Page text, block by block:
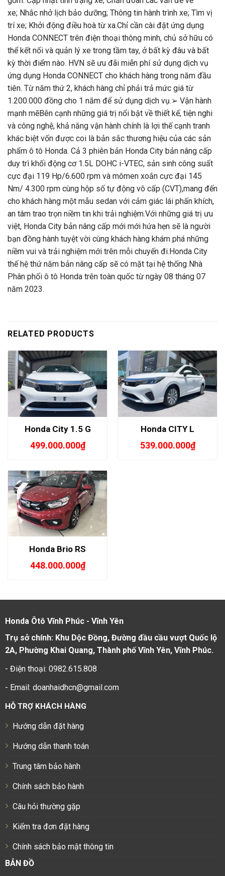
xe; Nhắc nhở lịch bảo dưỡng; Thông tin hành trình xe; Tìm vị
trí xe; Khởi động điều hoà từ xa.Chỉ cần cài đặt ứng dụng
Honda CONNECT trên điện thoại thông minh, chủ sở hữu có
thể kết nối và quản lý xe trong tầm tay, ở bất kỳ đâu và bất
kỳ thời điểm nào. HVN sẽ ưu đãi miễn phí sử dụng dịch vụ
ứng dụng Honda CONNECT cho khách hàng trong năm đầu
tiên. Từ năm thứ 2, khách hàng chỉ phải trả mức giá từ
1.200.000 đồng cho 1 năm để sử dụng dịch vụ.➢ Vận hành
mạnh mẽBên cạnh những giá trị nổi bật về thiết kế, tiện nghi
và công nghệ, khả năng vận hành chính là lợi thế cạnh tranh
khác biệt vốn được coi là bản sắc thương hiệu của các sản
phẩm ô tô Honda. Cả 3 phiên bản Honda City bản nâng cấp
duy trì khối động cơ 1.5L DOHC i-VTEC, sản sinh công suất
cực đại 119 Hp/6.600 rpm và mômen xoắn cực đại 145
Nm/ 4.300 rpm cùng hộp số tự động vô cấp (CVT),mang đến
cho khách hàng một mẫu sedan với cảm giác lái phấn khích,
an tâm trao trọn niềm tin khi trải nghiệm.Với những giá trị ưu
việt, Honda City bản nâng cấp mới mới hứa hẹn sẽ là người
bạn đồng hành tuyệt vời cùng khách hàng khám phá những
niềm vui và trải nghiệm mới trên mỗi chuyến đi.Honda City
thế hệ thứ năm bản nâng cấp sẽ có mặt tại hệ thống Nhà
Phân phối ô tô Honda trên toàn quốc từ ngày 08 tháng 07
năm 2023.
RELATED PRODUCTS
Honda City 1.5 G
499.000.000₫
Honda CITY L
539.000.000₫
Honda Brio RS
448.000.000₫
Honda Ôtô Vĩnh Phúc - Vĩnh Yên
Trụ sở chính: Khu Dộc Đồng, Đường đầu cầu vượt Quốc lộ
2A, Phường Khai Quang, Thành phố Vĩnh Yên, Vĩnh Phúc.
- Điện thoại: 0982.615.808
- Email: doanhaidhcn@gmail.com
HỖ TRỢ KHÁCH HÀNG
Hướng dẫn đặt hàng
Hướng dẫn thanh toán
Trung tâm bảo hành
Chính sách bảo hành
Câu hỏi thường gặp
Kiểm tra đơn đặt hàng
Chính sách bảo mật thông tin
BẢN ĐỒ